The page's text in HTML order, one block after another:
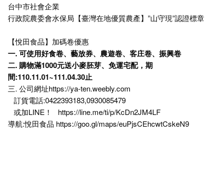
台中市社會企業
行政院農委會水保局【臺灣在地優質農產】”山守現”認證標章
【悅田食品】加碼卷優惠
一.可使用好食卷、藝放券、農遊卷、客庄卷、振興卷
二. 購物滿1000元送小麥胚芽、免運宅配，期
間:110.11.01~111.04.30止
三. 公司網址https://ya-ten.weebly.com
訂貨電話:0422393183,0930085479
或加LINE！ https://line.me/ti/p/KcDn2JM4LF
導航:悅田食品 https://goo.gl/maps/euPjsCEhcwtCskeN9